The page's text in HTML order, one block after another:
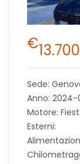
€13.700
Sede:
Anno: 2024-
Motore:
Esterni: